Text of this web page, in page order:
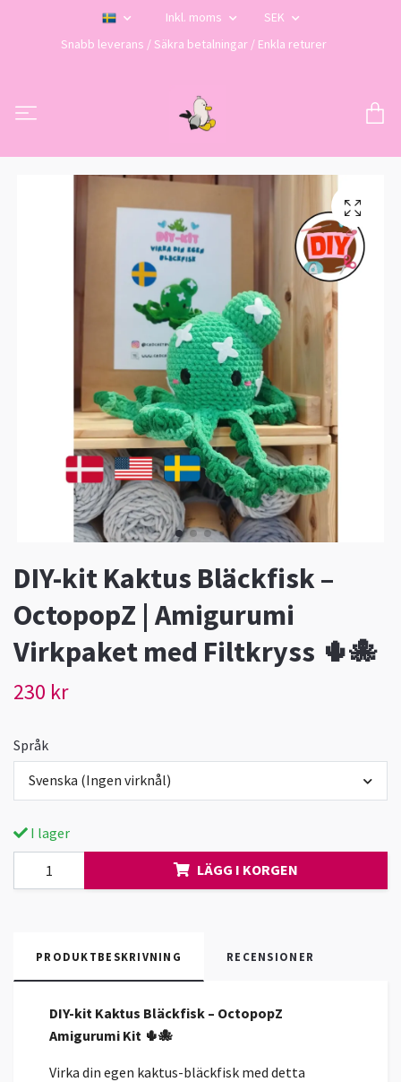
Inkl. moms
SEK
Snabb leverans / Säkra betalningar / Enkla returer
DIY-kit Kaktus Bläckfisk –
OctopopZ | Amigurumi
Virkpaket med Filtkryss 🌵🐙
230 kr
Språk
Svenska (Ingen virknål)
I lager
LÄGG I KORGEN
PRODUKTBESKRIVNING RECENSIONER
DIY-kit Kaktus Bläckfisk – OctopopZ
Amigurumi Kit 🌵🐙
Virka din egen kaktus-bläckfisk med detta